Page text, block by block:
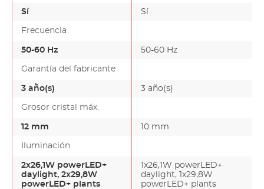
Sí Sí
Frecuencia
50-60 Hz 50-60 Hz
Garantía del fabricante
3 año(s) 3 año(s)
Grosor cristal máx.
12 mm 10 mm
Iluminación
2x26,1W powerLED+
daylight, 2x29,8W
powerLED+ plants
1x26,1W powerLED+
daylight, 1x29,8W
powerLED+ plants